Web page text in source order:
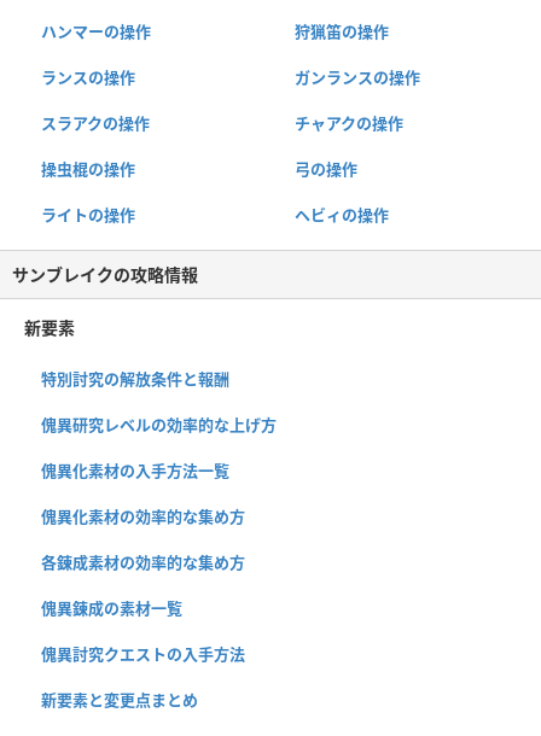
ハンマーの操作 狩猟笛の操作
ランスの操作 ガンランスの操作
スラアクの操作 チャアクの操作
操虫棍の操作 弓の操作
ライトの操作 ヘビィの操作
サンブレイクの攻略情報
新要素
特別討究の解放条件と報酬
傀異研究レベルの効率的な上げ方
傀異化素材の入手方法一覧
傀異化素材の効率的な集め方
各錬成素材の効率的な集め方
傀異錬成の素材一覧
傀異討究クエストの入手方法
新要素と変更点まとめ